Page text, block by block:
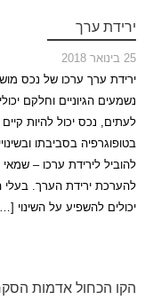
ירידת ערך
25 בינואר 2018
ירידת ערך ערכו של נכס
נשמעים הגיוניים וחלקם
לעתים, נכס יכול להיות
בטופוגרפיה בסביבתו
להוביל לירידת ערכו –
להערכת ירידת הערך. בעלי
יכולים להשפיע על השינוי
הקו הכחול אדמות